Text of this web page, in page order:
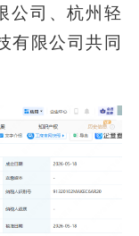
公司、杭州轻
有限公司共同